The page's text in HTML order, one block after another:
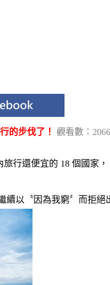
的步伐了！ 觀看數：
行還便宜的 18 個國家
以〝因為我窮〞而拒絕